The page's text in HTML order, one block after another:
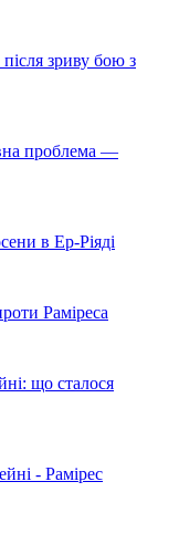
зриву бою з
проблема —
в Ер-Ріяді
Раміреса
що сталося
- Рамірес